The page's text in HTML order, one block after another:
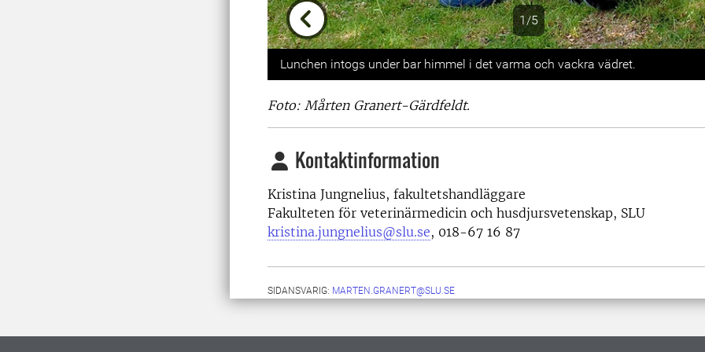
1/5
Previous
Lunchen intogs under bar himmel i det varma och vackra vädret.
Foto: Mårten Granert-Gärdfeldt.
Kontaktinformation
Kristina Jungnelius, fakultetshandläggare
Fakulteten för veterinärmedicin och husdjursvetenskap, SLU
kristina.jungnelius@slu.se, 018-67 16 87
SIDANSVARIG: MARTEN.GRANERT@SLU.SE